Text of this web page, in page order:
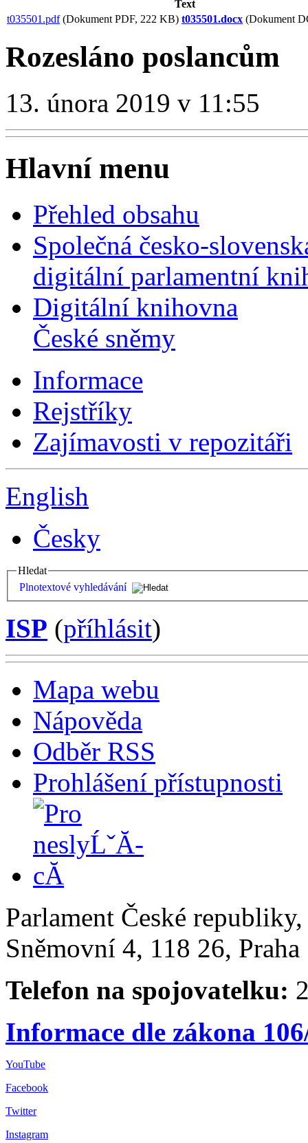
Text
t035501.pdf(Dokument PDF, 222 KB) t035501.docx (Dokument
Rozesláno poslancům
13. února 2019 v 11:55
Hlavní menu
Přehled obsahu
Společná česko-
digitální parlamentní
Digitální knihovna
České sněmy
Informace
Rejstříky
Zajímavosti v repozitáři
English
Česky
Hledat
Plnotextové vyhledávání
ISP (příhlásit)
Mapa webu
Nápověda
Odběr RSS
Prohlášení přístupnosti
Parlament České
Sněmovní 4, 118 26,
Telefon na spojovatelku:
Informace dle zákona
YouTube
Facebook
Twitter
Instagram